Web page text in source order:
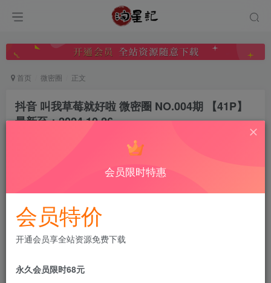
首页 微密圈 正文
抖音 叫我草莓就好啦 微密圈 NO.004期 【41P】
最新至：2024.10.26
此内容为付费阅读，请付费后查看
会员专属资源
黄金会员
付费阅读 已售 4
会员限时特惠
会员特价
开通会员享全站资源免费下载
永久会员限时68元